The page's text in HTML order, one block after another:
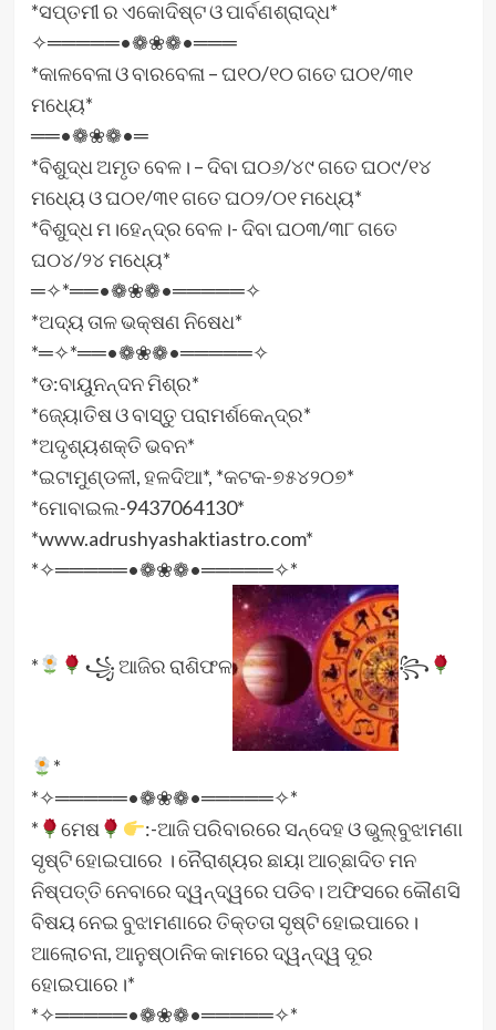
*ସପ୍ତମୀ ର ଏକୋଦିଷ୍ଟ ଓ ପାର୍ବଣଶ୍ରାଦ୍ଧ*
✧═════•❁❀❁•═══
*କାଳବେଳା ଓ ବାରବେଳା – ଘ୧୦/୧୦ ଗତେ ଘ୦୧/୩୧
ମଧ୍ୟେ*
══•❁❀❁•═
*ବିଶୁଦ୍ଧ ଅମୃତ ବେଳ। – ଦିବା ଘ୦୬/୪୯ ଗତେ ଘ୦୯/୧୪
ମଧ୍ୟେ ଓ ଘ୦୧/୩୧ ଗତେ ଘ୦୨/୦୧ ମଧ୍ୟେ*
*ବିଶୁଦ୍ଧ ମ।ହେନ୍ଦ୍ର ବେଳ।- ଦିବା ଘ୦୩/୩୮ ଗତେ
ଘ୦୪/୨୪ ମଧ୍ୟେ*
═✧*══•❁❀❁•═════✧
*ଅଦ୍ୟ ତାଳ ଭକ୍ଷଣ ନିଷେଧ*
*═✧*══•❁❀❁•═════✧
*ଡ:ବାୟୁନନ୍ଦନ ମିଶ୍ର*
*ଜ୍ୟୋତିଷ ଓ ବାସ୍ତୁ ପରାମର୍ଶକେନ୍ଦ୍ର*
*ଅଦୃଶ୍ୟଶକ୍ତି ଭବନ*
*ଇଟାମୁଣ୍ଡଳୀ, ହଳଦିଆ*, *କଟକ-୭୫୪୨୦୭*
*ମୋବାଇଲ-9437064130*
*www.adrushyashaktiastro.com*
*✧═════•❁❀❁•═════✧*
* ꧁ ଆଜିର ରାଶିଫଳ ꧂
*
*✧═════•❁❀❁•═════✧*
*
ମେଷ
:-ଆଜି ପରିବାରରେ ସନ୍ଦେହ ଓ ଭୁଲ୍‌ବୁଝାମଣା
ସୃଷ୍ଟି ହୋଇପାରେ । ନୈରାଶ୍ୟର ଛାୟା ଆଚ୍ଛାଦିତ ମନ
ନିଷ୍ପତ୍ତି ନେବାରେ ଦ୍ୱନ୍ଦ୍ୱରେ ପଡିବ। ଅଫିସରେ କୌଣସି
ବିଷୟ ନେଇ ବୁଝାମଣାରେ ତିକ୍ତତା ସୃଷ୍ଟି ହୋଇପାରେ।
ଆଲୋଚନା, ଆନୁଷ୍ଠାନିକ କାମରେ ଦ୍ୱନ୍ଦ୍ୱ ଦୂର
ହୋଇପାରେ।*
*✧═════•❁❀❁•═════✧*